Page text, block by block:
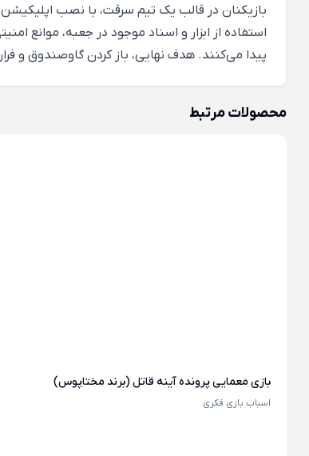
بازیکنان در قالب یک تیم سرقت، با نصب
استفاده از ابزار و اسناد موجود در جعبه،
پیدا می‌کنند. هدف نهایی، باز کردن گاوصندوق و فرار با
محصولات مرتبط
بازی معمایی پرونده آینه قاتل (برند مختاپوس)
اسباب بازی فکری